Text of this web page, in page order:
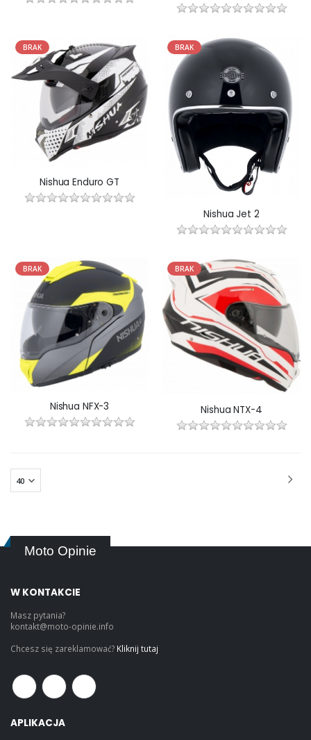
BRAK
Nishua Enduro GT
BRAK
Nishua Jet 2
BRAK
Nishua NFX-3
BRAK
Nishua NTX-4
Moto Opinie
W KONTAKCIE
Masz pytania?
kontakt@moto-opinie.info
Chcesz się zareklamować? Kliknij tutaj
APLIKACJA